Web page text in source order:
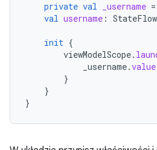
private val _username =
val username :
init {
viewModelScope.
_username.value
}
}
}